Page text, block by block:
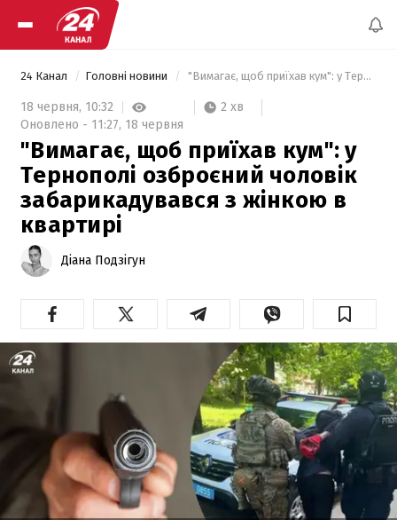
24 Канал Головні новини "Вимагає, щоб приїхав кум": у Тернополі озброєний чоловік забарикадувався з жінкою в квартирі
18 червня, 10:32
2 хв
Оновлено - 11:27, 18 червня
"Вимагає, щоб приїхав кум": у
Тернополі озброєний чоловік
забарикадувався з жінкою в
квартирі
Діана Подзігун